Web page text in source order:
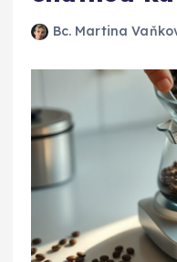
Bc. Martina